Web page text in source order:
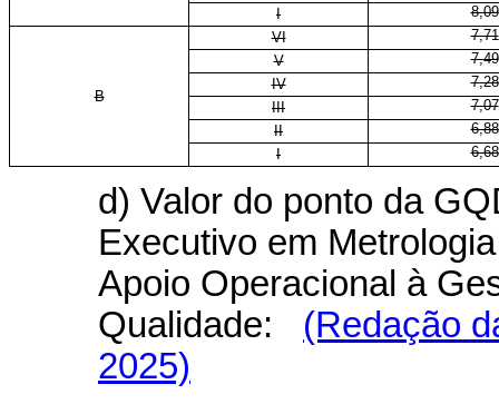
I
8,09
B
VI
7,71
V
7,49
IV
7,28
III
7,07
II
6,88
I
6,68
d) Valor do ponto da
Executivo em
Apoio Operacional à
Qualidade: (Redação
2025)